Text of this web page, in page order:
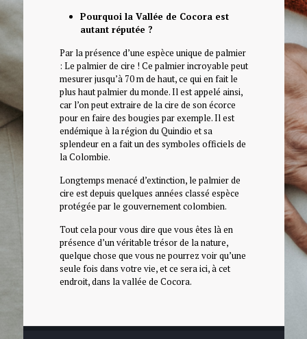
Pourquoi la Vallée de Cocora est
autant réputée ?
Par la présence d’une espèce unique de palmier
: Le palmier de cire ! Ce palmier incroyable peut
mesurer jusqu’à 70 m de haut, ce qui en fait le
plus haut palmier du monde. Il est appelé ainsi,
car l’on peut extraire de la cire de son écorce
pour en faire des bougies par exemple. Il est
endémique à la région du Quindio et sa
splendeur en a fait un des symboles officiels de
la Colombie.
Longtemps menacé d’extinction, le palmier de
cire est depuis quelques années classé espèce
protégée par le gouvernement colombien.
Tout cela pour vous dire que vous êtes là en
présence d’un véritable trésor de la nature,
quelque chose que vous ne pourrez voir qu’une
seule fois dans votre vie, et ce sera ici, à cet
endroit, dans la vallée de Cocora.